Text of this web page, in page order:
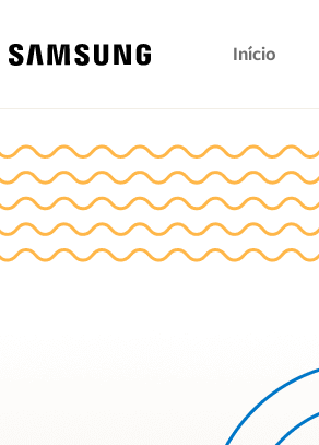
Samsung Início